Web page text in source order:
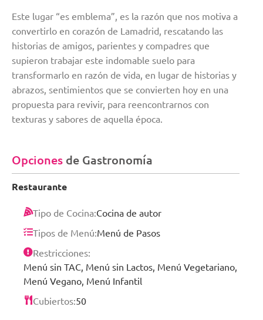
Este lugar “es emblema”, es la razón que nos motiva a
convertirlo en corazón de Lamadrid, rescatando las
historias de amigos, parientes y compadres que
supieron trabajar este indomable suelo para
transformarlo en razón de vida, en lugar de historias y
abrazos, sentimientos que se convierten hoy en una
propuesta para revivir, para reencontrarnos con
texturas y sabores de aquella época.
Opciones de Gastronomía
Restaurante
Tipo de Cocina:Cocina de autor
Tipos de Menú:Menú de Pasos
Restricciones:
Menú sin TAC, Menú sin Lactos, Menú Vegetariano,
Menú Vegano, Menú Infantil
Cubiertos:50